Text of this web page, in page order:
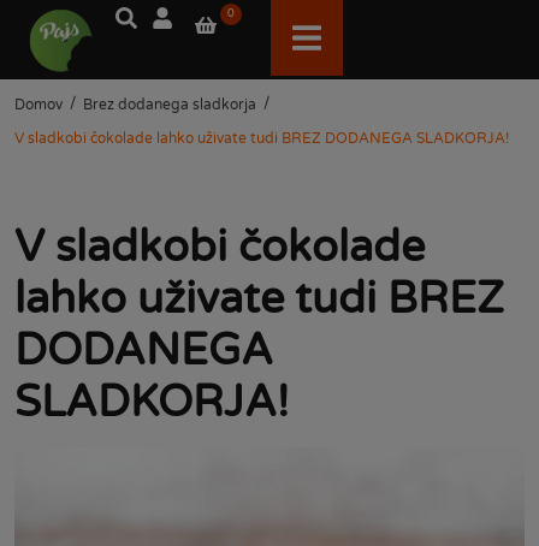
0
Domov / Brez dodanega sladkorja /
V sladkobi čokolade lahko uživate tudi BREZ DODANEGA SLADKORJA!
V sladkobi čokolade
lahko uživate tudi BREZ
DODANEGA
SLADKORJA!